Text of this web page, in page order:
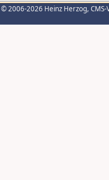
© 2006-2026 Heinz Herzog,